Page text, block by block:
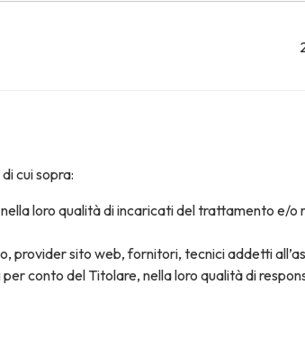
cui sopra:
loro qualità di incaricati del trattamento e/
provider sito web, fornitori, tecnici addetti
per conto del Titolare, nella loro qualità di